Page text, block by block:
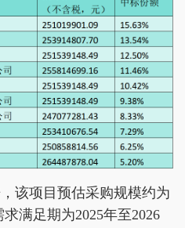
该项目预估采购规模约为
满足期为2025年至2026